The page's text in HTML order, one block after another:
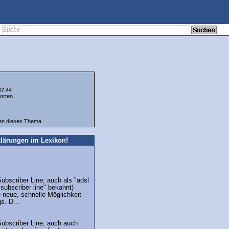
dieses Thema.
im Lexikon!
Line; auch als "adsl
line" bekannt)
neue, schnelle Möglichkeit
D...
Line; auch auch